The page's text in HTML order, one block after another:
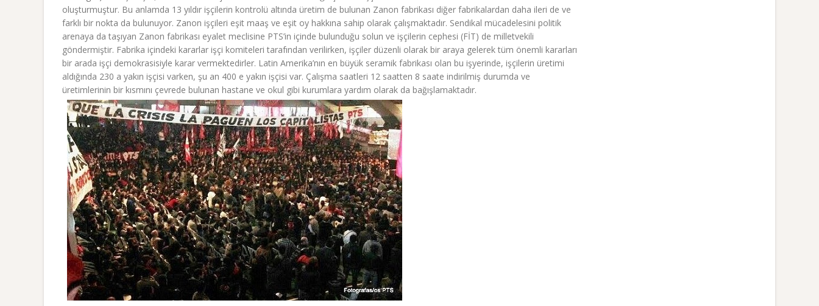
oluşturmuştur. Bu anlamda 13 yıldır işçilerin kontrolü altında üretim de bulunan Zanon fabrikası diğer fabrikalardan daha ileri de ve
farklı bir nokta da bulunuyor. Zanon işçileri eşit maaş ve eşit oy hakkına sahip olarak çalışmaktadır. Sendikal mücadelesini politik
arenaya da taşıyan Zanon fabrikası eyalet meclisine PTS’in içinde bulunduğu solun ve işçilerin cephesi (FİT) de milletvekili
göndermiştir. Fabrika içindeki kararlar işçi komiteleri tarafından verilirken, işçiler düzenli olarak bir araya gelerek tüm önemli kararları
bir arada işçi demokrasisiyle karar vermektedirler. Latin Amerika’nın en büyük seramik fabrikası olan bu işyerinde, işçilerin üretimi
aldığında 230 a yakın işçisi varken, şu an 400 e yakın işçisi var. Çalışma saatleri 12 saatten 8 saate indirilmiş durumda ve
üretimlerinin bir kısmını çevrede bulunan hastane ve okul gibi kurumlara yardım olarak da bağışlamaktadır.